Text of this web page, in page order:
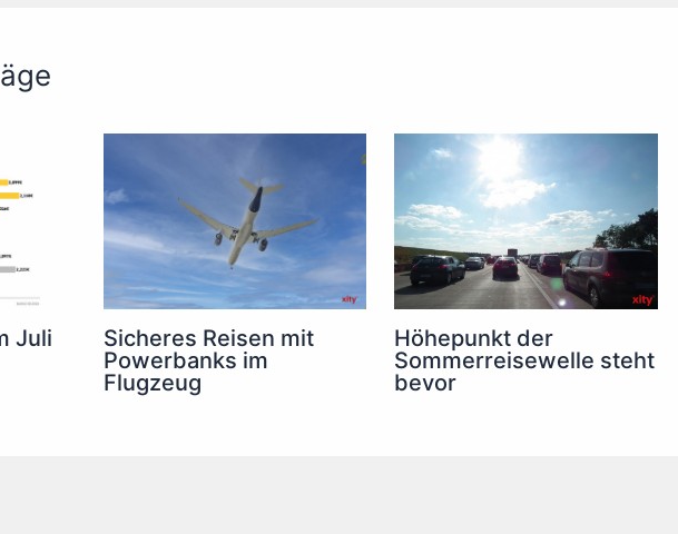
Juli
Sicheres Reisen mit
Powerbanks im
Flugzeug
Höhepunkt der
Sommerreisewelle steht
bevor